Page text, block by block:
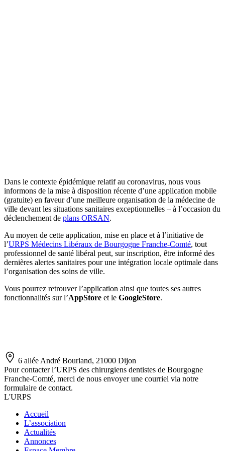
Dans le contexte épidémique relatif au coronavirus, nous vous
informons de la mise à disposition récente d’une application mobile
(gratuite) en faveur d’une meilleure organisation de la médecine de
ville devant les situations sanitaires exceptionnelles – à l’occasion du
déclenchement de plans ORSAN.
Au moyen de cette application, mise en place et à l’initiative de
l’URPS Médecins Libéraux de Bourgogne Franche-Comté, tout
professionnel de santé libéral peut, sur inscription, être informé des
dernières alertes sanitaires pour une intégration locale optimale dans
l’organisation des soins de ville.
Vous pourrez retrouver l’application ainsi que toutes ses autres
fonctionnalités sur l’AppStore et le GoogleStore.
6 allée André Bourland, 21000 Dijon
Pour contacter l’URPS des chirurgiens dentistes de Bourgogne
Franche-Comté, merci de nous envoyer une courriel via notre
formulaire de contact.
L'URPS
Accueil
L’association
Actualités
Annonces